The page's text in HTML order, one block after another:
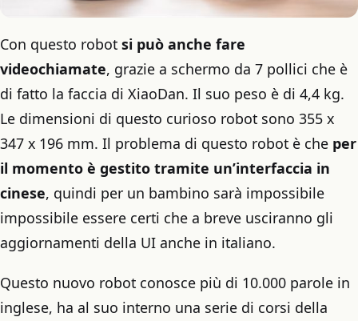
Con questo robot si può anche fare
videochiamate, grazie a schermo da 7 pollici che è
di fatto la faccia di XiaoDan. Il suo peso è di 4,4 kg.
Le dimensioni di questo curioso robot sono 355 x
347 x 196 mm. Il problema di questo robot è che per
il momento è gestito tramite un’interfaccia in
cinese, quindi per un bambino sarà impossibile
impossibile essere certi che a breve usciranno gli
aggiornamenti della UI anche in italiano.
Questo nuovo robot conosce più di 10.000 parole in
inglese, ha al suo interno una serie di corsi della